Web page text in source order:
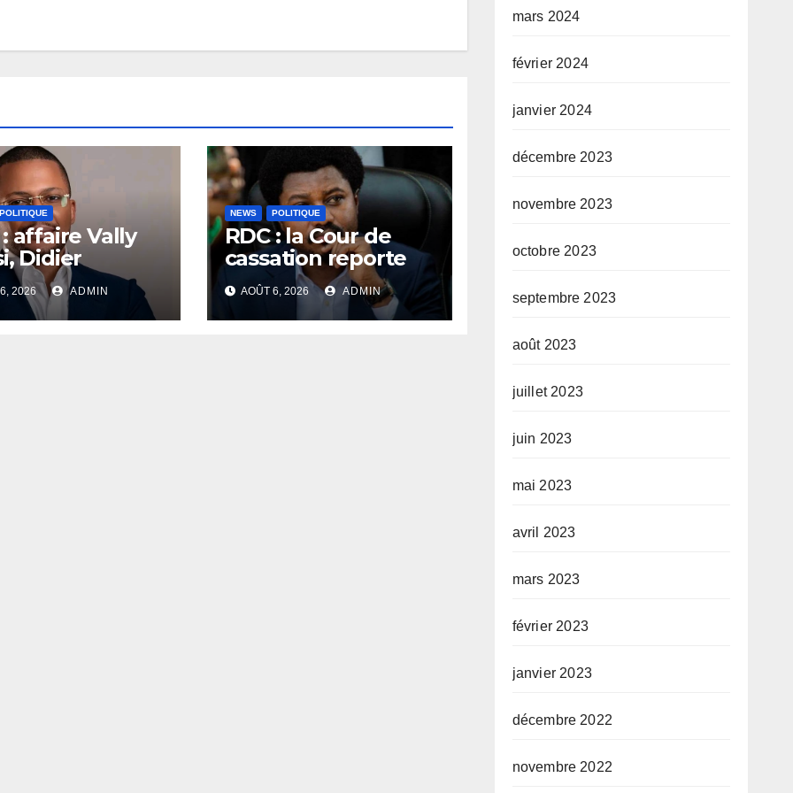
POLITIQUE
: affaire Vally
Didier
rejette les
et
à laisser la
2026 ADMIN
NEWS POLITIQUE
RDC : la Cour de
cassation reporte
de deux semaines
le procès Frivao
AOÛT 6, 2026 ADMIN
mars 2024
février 2024
janvier 2024
décembre 2023
novembre 2023
octobre 2023
septembre 2023
août 2023
juillet 2023
juin 2023
mai 2023
avril 2023
mars 2023
février 2023
janvier 2023
décembre 2022
novembre 2022